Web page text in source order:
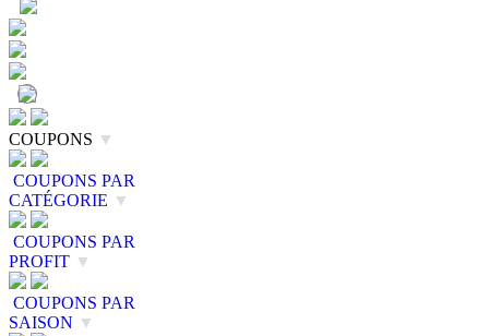
COUPONS ▼
COUPONS PAR
CATÉGORIE ▼
COUPONS PAR
PROFIT ▼
COUPONS PAR
SAISON ▼